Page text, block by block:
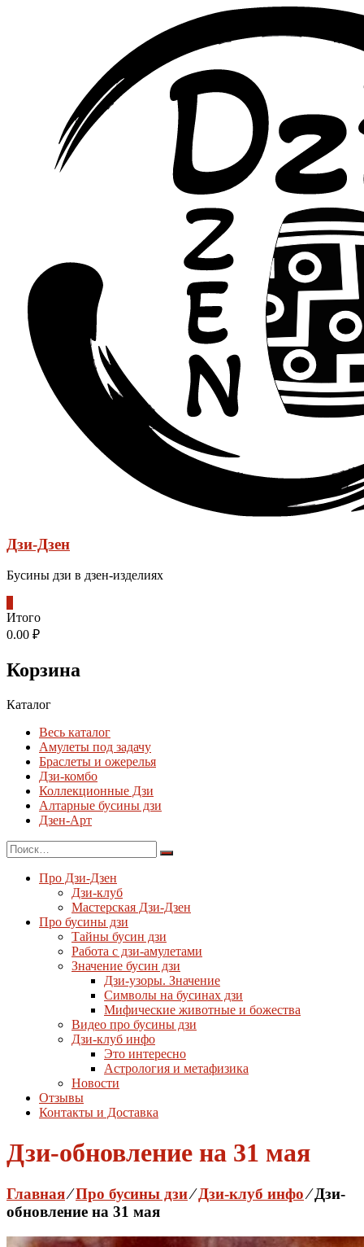
Дзи-Дзен
Бусины дзи в дзен-изделиях
Итого
0.00 ₽
Корзина
Каталог
Весь каталог
Амулеты под задачу
Браслеты и ожерелья
Дзи-комбо
Коллекционные Дзи
Алтарные бусины дзи
Дзен-Арт
Про Дзи-Дзен
Дзи-клуб
Мастерская Дзи-Дзен
Про бусины дзи
Тайны бусин дзи
Работа с дзи-амулетами
Значение бусин дзи
Дзи-узоры. Значение
Символы на бусинах дзи
Мифические животные и божества
Видео про бусины дзи
Дзи-клуб инфо
Это интересно
Астрология и метафизика
Новости
Отзывы
Контакты и Доставка
Дзи-обновление на 31 мая
Главная⁄Про бусины дзи⁄Дзи-клуб инфо⁄Дзи-
обновление на 31 мая